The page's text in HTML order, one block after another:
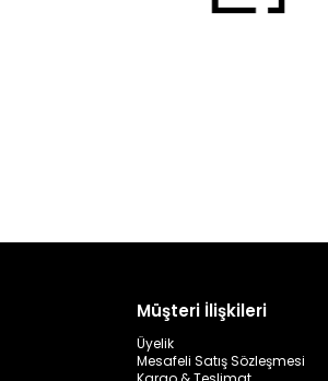
Müşteri İlişkileri
Üyelik
Mesafeli Satış Sözleşmesi